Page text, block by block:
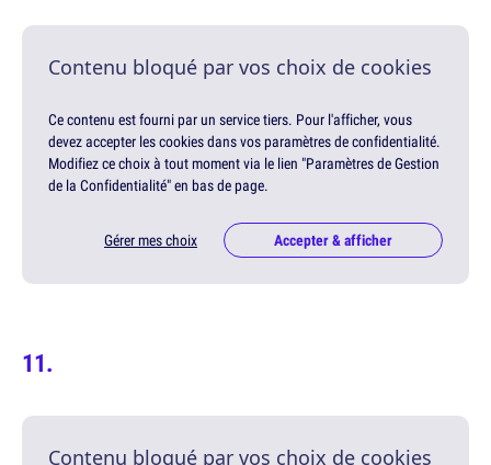
Contenu bloqué par vos choix de cookies
Ce contenu est fourni par un service tiers. Pour l'afficher, vous
devez accepter les cookies dans vos paramètres de confidentialité.
Modifiez ce choix à tout moment via le lien "Paramètres de Gestion
de la Confidentialité" en bas de page.
Gérer mes choix Accepter & afficher
Contenu bloqué par vos choix de cookies